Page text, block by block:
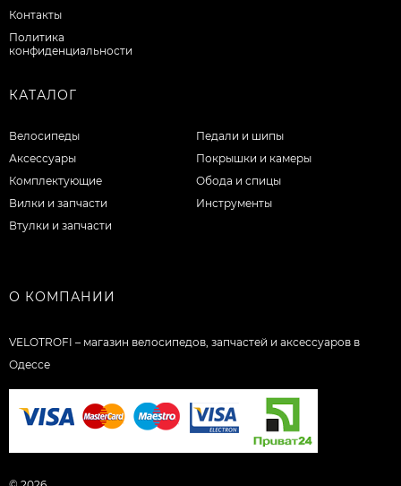
Контакты
Политика
конфиденциальности
КАТАЛОГ
Велосипеды
Аксессуары
Комплектующие
Вилки и запчасти
Втулки и запчасти
Педали и шипы
Покрышки и камеры
Обода и спицы
Инструменты
О КОМПАНИИ
VELOTROFI – магазин велосипедов, запчастей и аксессуаров в
Одессе